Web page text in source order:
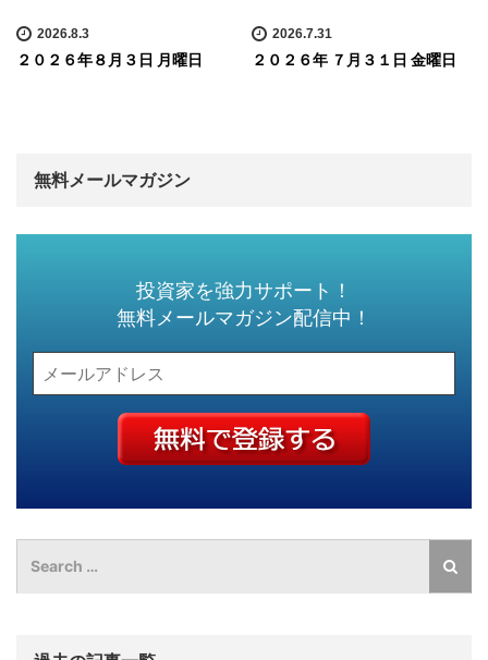
2026.8.3
２０２６年８月３日 月曜日
2026.7.31
２０２６年 ７月３１日 金曜日
無料メールマガジン
投資家を強力サポート！
無料メールマガジン配信中！